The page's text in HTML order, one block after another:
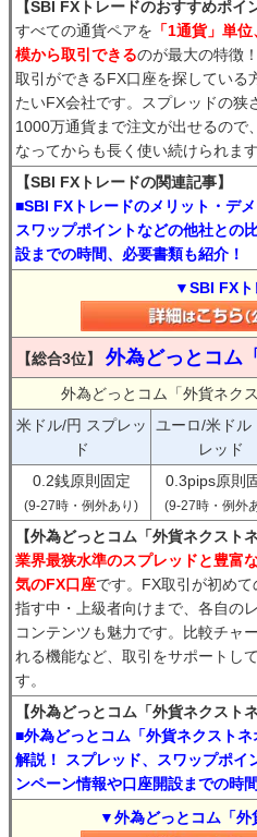
【SBI FXトレードのおすすめポイ
すべての通貨ペアを 「1通貨」単
模から取引できるのが最大の特徴
取引ができるFX口座を探している
たいFX会社です。スプレッドの狭
1000万通貨まで注文が出せるので
なってからも長く使い続けられます
【SBI FXトレードの関連記事】
■SBI FXトレードのメリット・デ
スワップポイントなどの他社との
設までの時間、必要書類も紹介！
▼SBI FX
【総合3位】 外為どっとコム
外為どっとコム「外貨ネク
米ドル/円 スプレッ
ド
ユーロ/米ドル
レッド
0.2銭原則固定
(9-27時・例外あり)
0.3pips原則
(9-27時・例外
【外為どっとコム「外貨ネクスト
業界最狭水準のスプレッドと豊富
気のFX口座です。FX取引が初め
指す中・上級者向けまで、各自の
コンテンツも魅力です。比較チャ
れる機能など、取引をサポートし
す。
【外為どっとコム「外貨ネクスト
■外為どっとコム「外貨ネクスト
解説！ スプレッド、スワップポイ
ンペーン情報や口座開設までの時
▼外為どっとコム「